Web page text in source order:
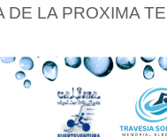
DE LA PROXIMA